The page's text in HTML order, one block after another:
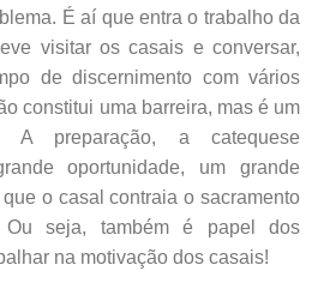
É aí que entra o trabalho da
visitar os casais e conversar,
de discernimento com vários
constitui uma barreira, mas é um
A preparação, a catequese
oportunidade, um grande
o casal contraia o sacramento
Ou seja, também é papel dos
na motivação dos casais!